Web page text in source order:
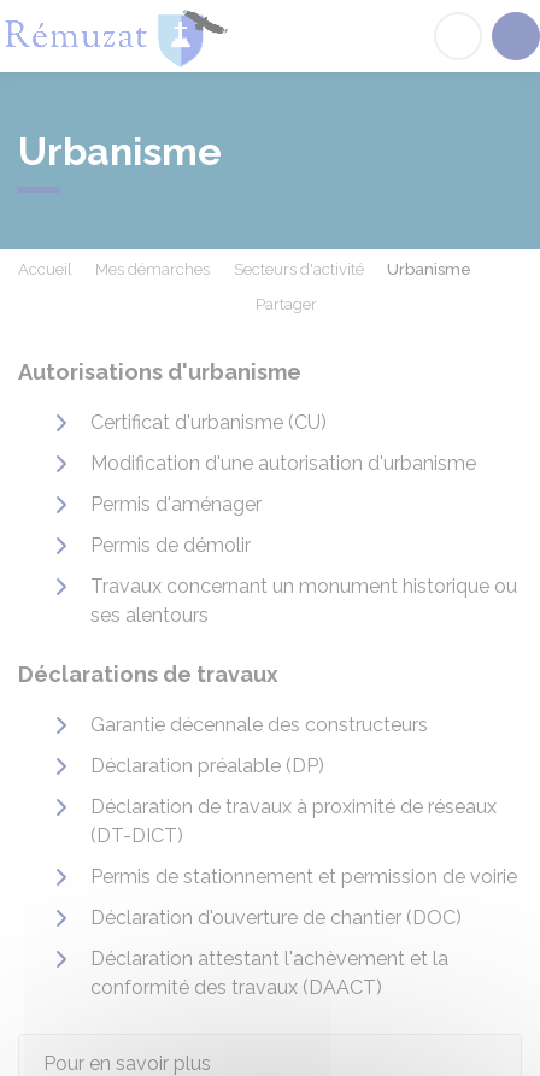
Urbanisme
Accueil Mes démarches Secteurs d'activité
Urbanisme
Partager
Autorisations d'urbanisme
Certificat d'urbanisme (CU)
Modification d'une autorisation d'urbanisme
Permis d'aménager
Permis de démolir
Travaux concernant un monument historique ou
ses alentours
Déclarations de travaux
Garantie décennale des constructeurs
Déclaration préalable (DP)
Déclaration de travaux à proximité de réseaux
(DT-DICT)
Permis de stationnement et permission de voirie
Déclaration d'ouverture de chantier (DOC)
Déclaration attestant l'achèvement et la
conformité des travaux (DAACT)
Pour en savoir plus